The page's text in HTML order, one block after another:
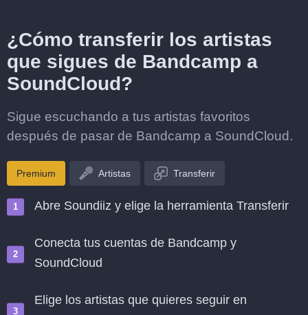
¿Cómo transferir los artistas
que sigues de Bandcamp a
SoundCloud?
Sigue escuchando a tus artistas favoritos
después de pasar de Bandcamp a SoundCloud.
Premium Artistas Transferir
Abre Soundiiz y elige la herramienta Transferir
Conecta tus cuentas de Bandcamp y
SoundCloud
Elige los artistas que quieres seguir en